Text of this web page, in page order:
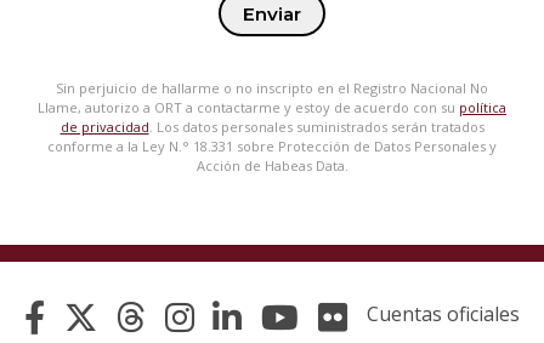
Enviar
Sin perjuicio de hallarme o no inscripto en el Registro Nacional No
Llame, autorizo a ORT a contactarme y estoy de acuerdo con su política
de privacidad. Los datos personales suministrados serán tratados
conforme a la Ley N.° 18.331 sobre Protección de Datos Personales y
Acción de Habeas Data.
Cuentas oficiales